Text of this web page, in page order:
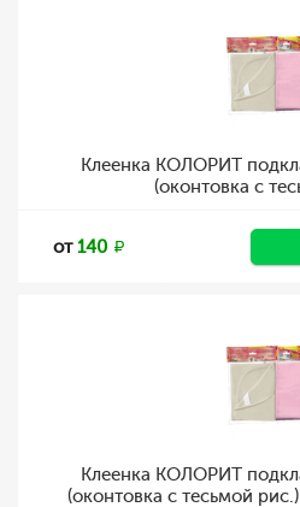
Клеенка КОЛОРИТ
(оконтовка с
от140
Клеенка КОЛОРИТ
(оконтовка с тесьмой